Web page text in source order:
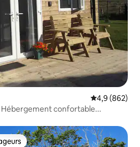
Évaluation
4,9 (862)
Hébergement confortable...